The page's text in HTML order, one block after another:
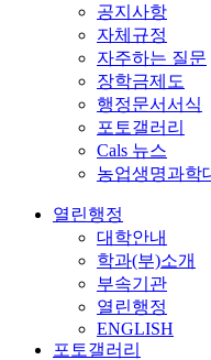
공지사항
자체규정
자주하는 질문
장학금제도
행정문서서식
포토갤러리
Cals 뉴스
농업생명과학
열린행정
대학안내
학과(부)소개
부속기관
열린행정
ENGLISH
포토갤러리